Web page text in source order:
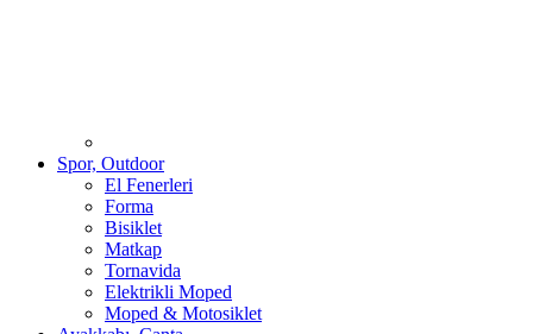
Spor, Outdoor
El Fenerleri
Forma
Bisiklet
Matkap
Tornavida
Elektrikli Moped
Moped & Motosiklet